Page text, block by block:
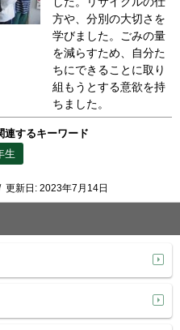
方や、分別の大切さを
学びました。ごみの量
を減らすため、自分た
ちにできることに取り
組もうとする意欲を持
ちました。
連するキーワード
生
更新日: 2023年7月14日